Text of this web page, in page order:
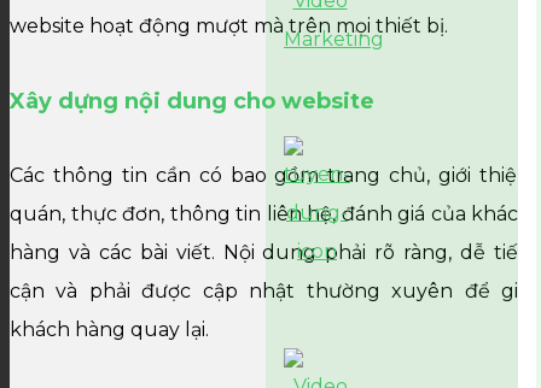
website hoạt động mượt mà trên mọi thiết bị.
Xây dựng nội dung cho website
Các thông tin cần có bao gồm trang chủ, giới thiệu
quán, thực đơn, thông tin liên hệ, đánh giá của khách
hàng và các bài viết. Nội dung phải rõ ràng, dễ tiếp
cận và phải được cập nhật thường xuyên để giữ
khách hàng quay lại.